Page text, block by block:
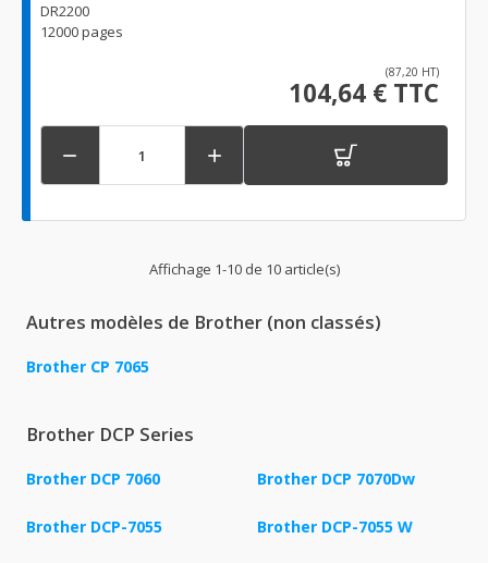
DR2200
12000 pages
(87,20 HT)
104,64 € TTC
 
Affichage 1-10 de 10 article(s)
Autres modèles de Brother (non classés)
Brother CP 7065
Brother DCP Series
Brother DCP 7060 Brother DCP 7070Dw
Brother DCP-7055 Brother DCP-7055 W